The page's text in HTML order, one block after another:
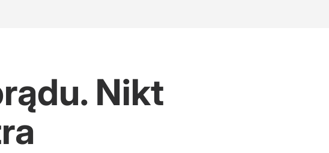
Nikt